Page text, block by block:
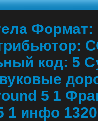
Формат:
код: 5
5 1
1 инфо